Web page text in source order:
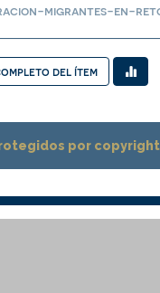
migrantes-en-
del ítem
por